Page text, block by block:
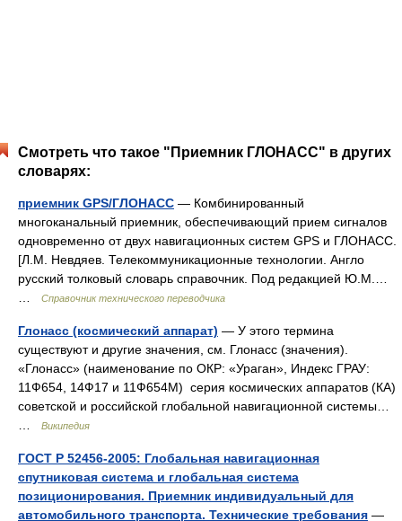
Смотреть что такое "Приемник ГЛОНАСС" в других
словарях:
приемник GPS/ГЛОНАСС — Комбинированный
многоканальный приемник, обеспечивающий прием сигналов
одновременно от двух навигационных систем GPS и ГЛОНАСС.
[Л.М. Невдяев. Телекоммуникационные технологии. Англо
русский толковый словарь справочник. Под редакцией Ю.М.…
Справочник технического переводчика
Глонасс (космический аппарат) — У этого термина
существуют и другие значения, см. Глонасс (значения).
«Глонасс» (наименование по ОКР: «Ураган», Индекс ГРАУ:
11Ф654, 14Ф17 и 11Ф654М) серия космических аппаратов (КА)
советской и российской глобальной навигационной системы…
Википедия
ГОСТ Р 52456-2005: Глобальная навигационная
спутниковая система и глобальная система
позиционирования. Приемник индивидуальный для
автомобильного транспорта. Технические требования —